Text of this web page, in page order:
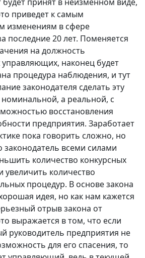
приведет к самым
изменениям в сфере
последние 20 лет. Поменяется
на должность
наконец будет
процедура наблюдения, и тут
законодателя сделать эту
а реальной, с
восстановления
предприятия. Заработает
пока говорить сложно, но
законодатель всеми силами
количество конкурсных
увеличить количество
процедур. В основе закона
идея, но как нам кажется
отрыв закона от
выражается в том, что если
руководитель предприятия не
для его спасения, то